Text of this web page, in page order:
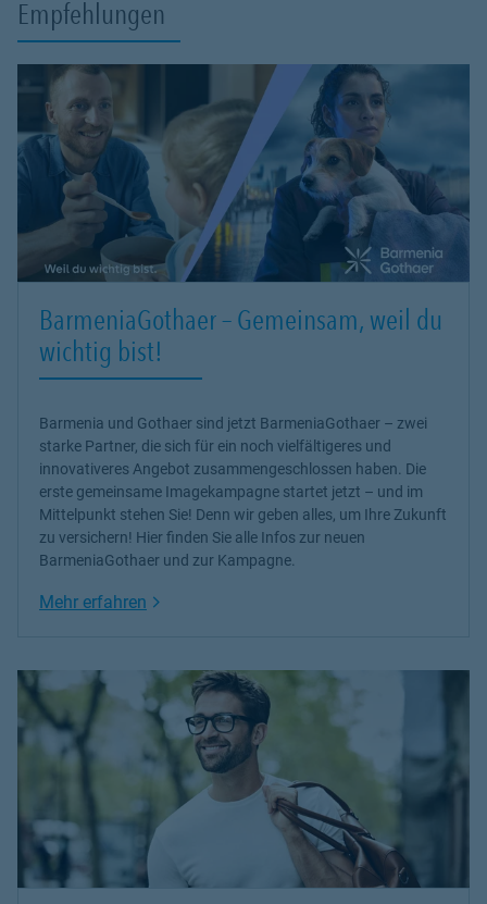
Empfehlungen
BarmeniaGothaer – Gemeinsam, weil du
wichtig bist!
Barmenia und Gothaer sind jetzt BarmeniaGothaer – zwei
starke Partner, die sich für ein noch vielfältigeres und
innovativeres Angebot zusammengeschlossen haben. Die
erste gemeinsame Imagekampagne startet jetzt – und im
Mittelpunkt stehen Sie! Denn wir geben alles, um Ihre Zukunft
zu versichern! Hier finden Sie alle Infos zur neuen
BarmeniaGothaer und zur Kampagne.
Mehr erfahren Link Opens in New Tab